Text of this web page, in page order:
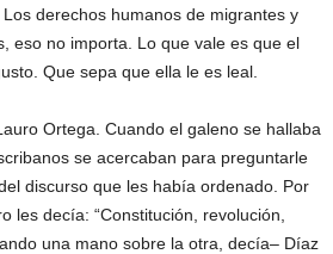
derechos humanos de migrantes y
eso no importa. Lo que vale es que el
Que sepa que ella le es leal.
Ortega. Cuando el galeno se hallaba
se acercaban para preguntarle
discurso que les había ordenado. Por
les decía: “Constitución, revolución,
una mano sobre la otra, decía– Díaz